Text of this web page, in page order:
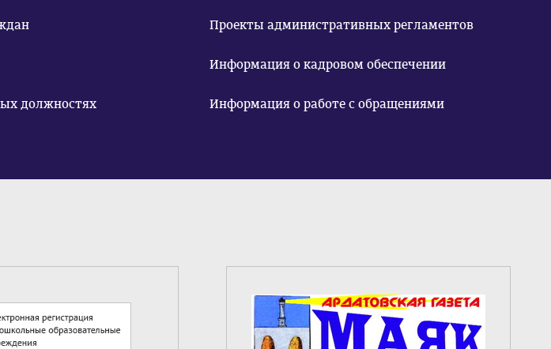
должностях
Проекты административных регламентов
Информация о кадровом обеспечении
Информация о работе с обращениями